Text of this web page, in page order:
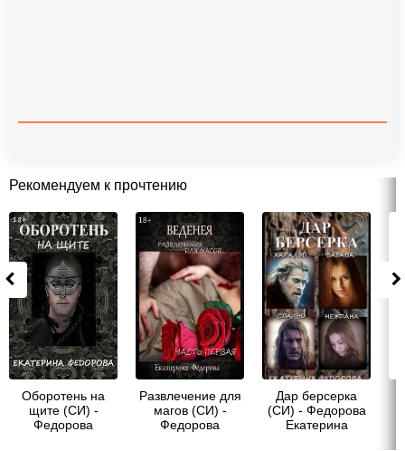
Рекомендуем к прочтению
Оборотень на
щите (СИ) -
Федорова
Развлечение для
магов (СИ) -
Федорова
Дар берсерка
(СИ) - Федорова
Екатерина